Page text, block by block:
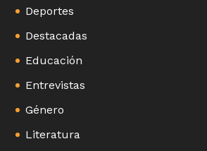
Deportes
Destacadas
Educación
Entrevistas
Género
Literatura